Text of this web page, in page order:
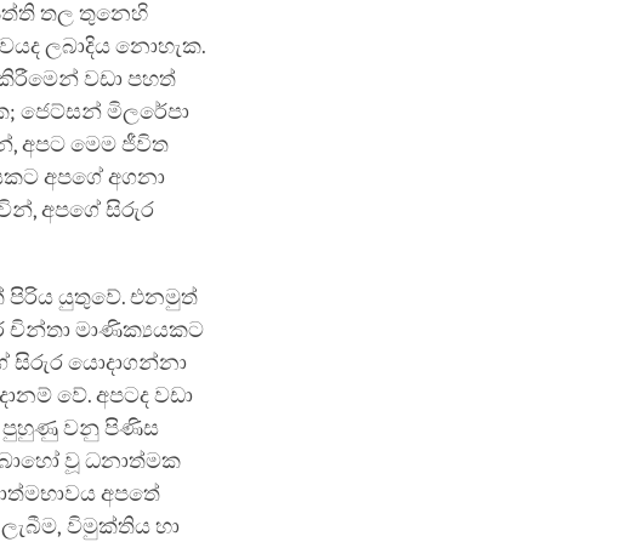
තල තුනෙහි
ලබාදිය නොහැක.
වඩා පහත්
ජෙට්සන් මිලරේපා
අපට මෙම ජීවිත
අපගේ අගනා
අපගේ සිරුර
යුතුවේ. එනමුත්
චින්තා මාණික්‍යයකට
සිරුර යොදාගන්නා
වේ. අපටද වඩා
පුහුණු වනු පිණිස
වූ ධනාත්මක
අපතේ
විමුක්තිය හා